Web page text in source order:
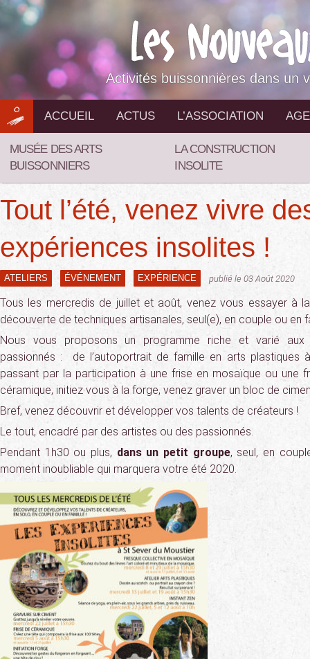
Aller
au
contenu
Activités buissonnières dans un
ACCUEIL ACTUS L’ASSOCIATION
MUSÉE DES ARTS
BUISSONNIERS
LA CONSTRUCTION
INSOLITE
Tout l’été, venez vivre
expériences insolites !
ATELIERS ÉVÉNEMENT EXPÉRIENCE publié le 03 Août 2020
Tous les mercredis de juillet et août, venez vous essayer à
découverte de techniques artisanales, seul(e), en couple ou en
Nous vous proposons un programme riche et varié
passionnés : de l’autoportrait de famille en arts plastiques
passant par la participation à une frise en mosaïque ou une
céramique, initiez vous à la forge, venez graver un bloc de
Bref, venez découvrir et développer vos talents de créateurs !
Le tout, encadré par des artistes ou des passionnés.
Pendant 1h30 ou plus, dans un petit groupe, seul, en
moment inoubliable qui marquera votre été 2020.